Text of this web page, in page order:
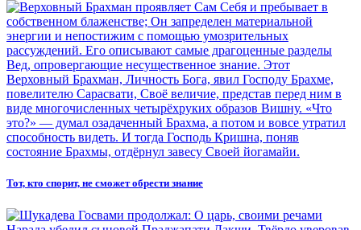
Тот, кто спорит, не сможет обрести знание